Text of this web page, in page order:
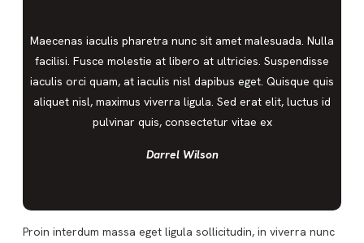
Maecenas iaculis pharetra nunc sit amet malesuada. Nulla
facilisi. Fusce molestie at libero at ultricies. Suspendisse
iaculis orci quam, at iaculis nisl dapibus eget. Quisque quis
aliquet nisl, maximus viverra ligula. Sed erat elit, luctus id
pulvinar quis, consectetur vitae ex
Darrel Wilson
Proin interdum massa eget ligula sollicitudin, in viverra nunc